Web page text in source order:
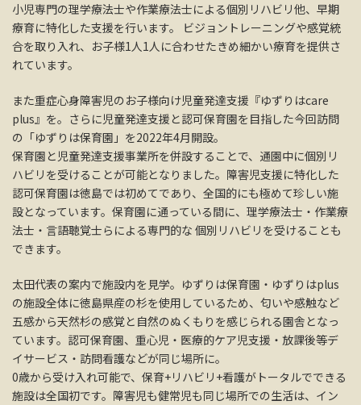
小児専門の理学療法士や作業療法士による個別リハビリ他、早期
療育に特化した支援を行います。 ビジョントレーニングや感覚統
合を取り入れ、お子様1人1人に合わせたきめ細かい療育を提供さ
れています。
また重症心身障害児のお子様向け児童発達支援『ゆずりはcare
plus』を。さらに児童発達支援と認可保育園を目指した今回訪問
の「ゆずりは保育園」を2022年4月開設。
保育園と児童発達支援事業所を併設することで、通園中に個別リ
ハビリを受けることが可能となりました。障害児支援に特化した
認可保育園は徳島では初めてであり、全国的にも極めて珍しい施
設となっています。保育園に通っている間に、理学療法士・作業療
法士・言語聴覚士らによる専門的な 個別リハビリを受けることも
できます。
太田代表の案内で施設内を見学。ゆずりは保育園・ゆずりはplus
の施設全体に徳島県産の杉を使用しているため、匂いや感触など
五感から天然杉の感覚と自然のぬくもりを感じられる園舎となっ
ています。認可保育園、重心児・医療的ケア児支援・放課後等デ
イサービス・訪問看護などが同じ場所に。
0歳から受け入れ可能で、保育+リハビリ+看護がトータルでできる
施設は全国初です。障害児も健常児も同じ場所での生活は、イン